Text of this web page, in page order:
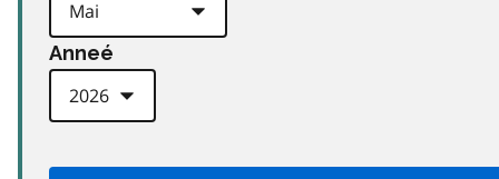
Anneé